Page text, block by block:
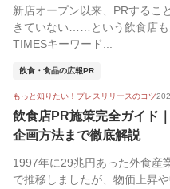
新店オープン以来、PRするこ
きていない……という飲食店も
TIMESキーワード...
飲食・食品の広報PR
もっと知りたい！プレスリリースのコツ
飲食店PR施策完全ガイド
企画方法まで徹底解説
1997年に29兆円あった外食産
で推移しましたが、物価上昇